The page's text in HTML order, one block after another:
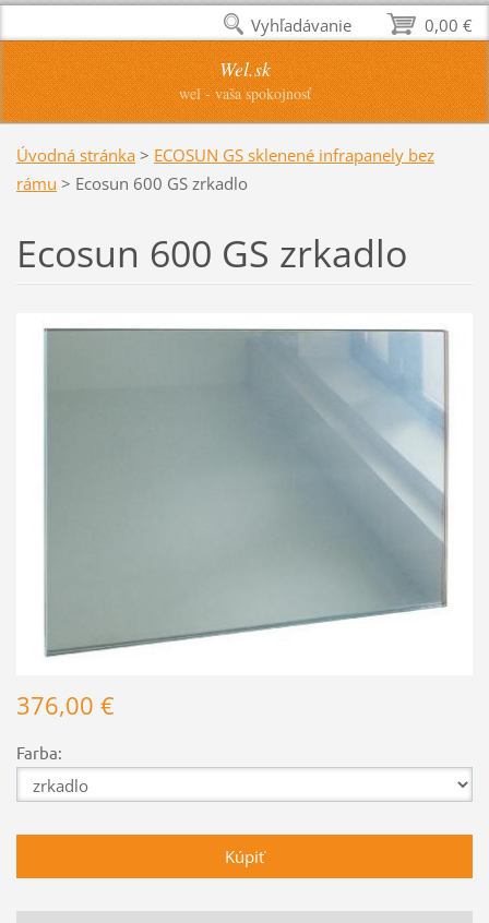
Wel.sk
wel - vaša spokojnosť
Úvodná stránka > ECOSUN GS sklenené infrapanely bez
rámu > Ecosun 600 GS zrkadlo
Ecosun 600 GS zrkadlo
376,00 €
Farba:
0,00 €
Vyhľadávanie